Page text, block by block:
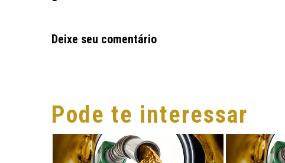
Deixe seu comentário
Pode te interessar